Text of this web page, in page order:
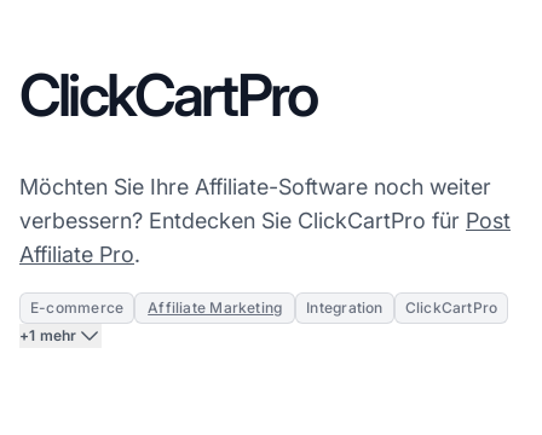
ClickCartPro
Möchten Sie Ihre Affiliate-Software noch weiter
verbessern? Entdecken Sie ClickCartPro für Post
Affiliate Pro.
E-commerce Affiliate Marketing Integration
ClickCartPro
+1 mehr